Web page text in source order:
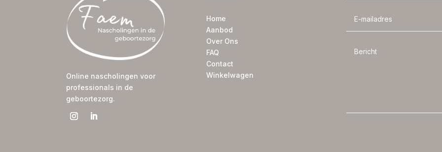
Online nascholingen voor
professionals in de
geboortezorg.
Home
Aanbod
Over Ons
FAQ
Contact
Winkelwagen